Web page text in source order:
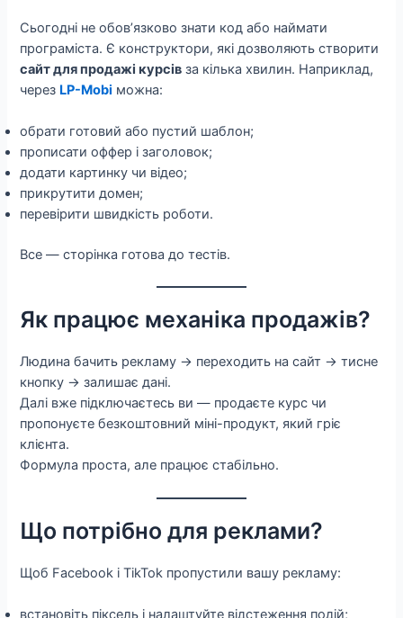
Сьогодні не обов’язково знати код або наймати
програміста. Є конструктори, які дозволяють створити
сайт для продажі курсів за кілька хвилин. Наприклад,
через LP-Mobi можна:
обрати готовий або пустий шаблон;
прописати оффер і заголовок;
додати картинку чи відео;
прикрутити домен;
перевірити швидкість роботи.
Все — сторінка готова до тестів.
Як працює механіка продажів?
Людина бачить рекламу → переходить на сайт → тисне
кнопку → залишає дані.
Далі вже підключаєтесь ви — продаєте курс чи
пропонуєте безкоштовний міні-продукт, який гріє
клієнта.
Формула проста, але працює стабільно.
Що потрібно для реклами?
Щоб Facebook і TikTok пропустили вашу рекламу:
встановіть піксель і налаштуйте відстеження подій;